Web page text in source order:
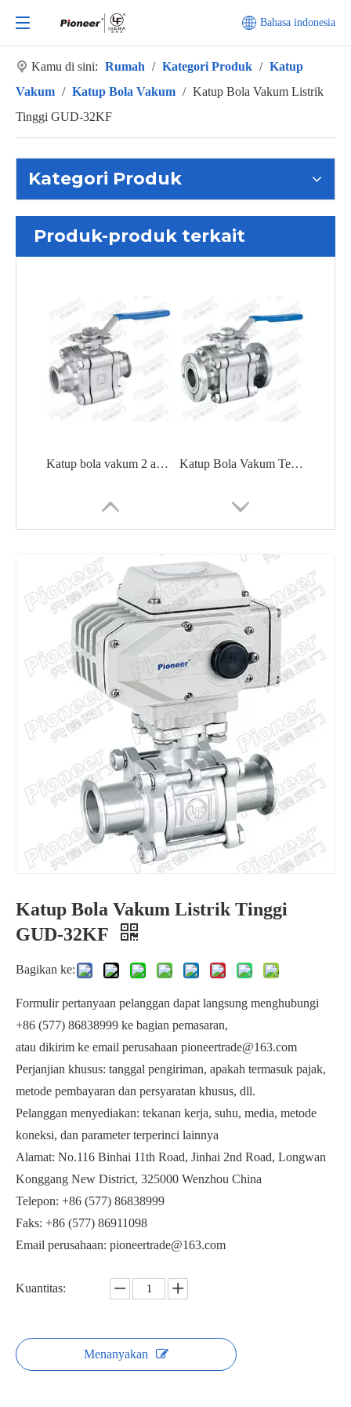
Bahasa indonesia
Kamu di sini: Rumah / Kategori Produk / Katup
Vakum / Katup Bola Vakum / Katup Bola Vakum Listrik
Tinggi GUD-32KF
Kategori Produk
Produk-produk terkait
Katup bola vakum 2 arah 3 arah stainless steel Katup Bola Vakum Tekanan Tinggi GU-F
Katup Bola Vakum Tinggi Pneumatik GUQ-40F
Katup Bola Flange Vakum Tinggi Pneumatik GUQ-50F Katup Bola Penyesuaian V-port Vakum Tinggi GUD-PSQ
Katup Bola Vakum Listrik Tinggi
GUD-32KF
Bagikan ke:
Formulir pertanyaan pelanggan dapat langsung menghubungi
+86 (577) 86838999 ke bagian pemasaran,
atau dikirim ke email perusahaan pioneertrade@163.com
Perjanjian khusus: tanggal pengiriman, apakah termasuk pajak,
metode pembayaran dan persyaratan khusus, dll.
Pelanggan menyediakan: tekanan kerja, suhu, media, metode
koneksi, dan parameter terperinci lainnya
Alamat: No.116 Binhai 11th Road, Jinhai 2nd Road, Longwan
Konggang New District, 325000 Wenzhou China
Telepon: +86 (577) 86838999
Faks: +86 (577) 86911098
Email perusahaan: pioneertrade@163.com
Kuantitas:
Menanyakan